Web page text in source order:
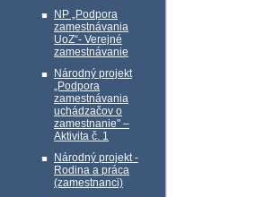
NP „Podpora
zamestnávania
UoZ“- Verejné
zamestnávanie
Národný projekt
„Podpora
zamestnávania
uchádzačov o
zamestnanie" –
Aktivita č. 1
Národný projekt -
Rodina a práca
(zamestnanci)